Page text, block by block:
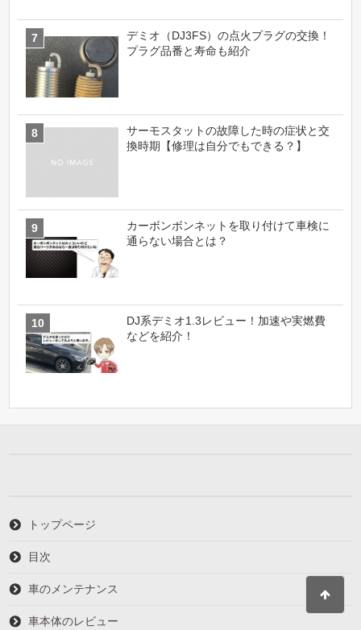
デミオ（DJ3FS）の点火プラグの交換！
プラグ品番と寿命も紹介
サーモスタットの故障した時の症状と交
換時期【修理は自分でもできる？】
カーボンボンネットを取り付けて車検に
通らない場合とは？
DJ系デミオ1.3レビュー！加速や実燃費
などを紹介！
トップページ
目次
車のメンテナンス
車本体のレビュー